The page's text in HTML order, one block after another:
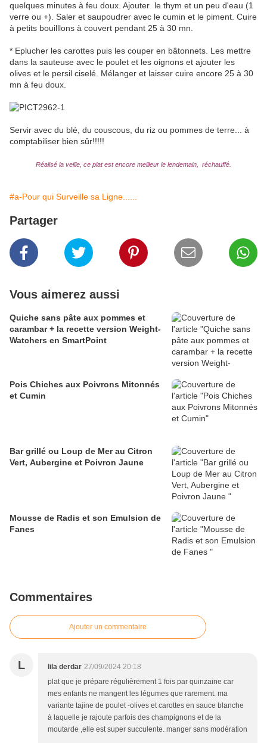
quelques minutes à feu doux. Ajouter le thym et un peu d'eau (1
verre ou +). Saler et saupoudrer avec le cumin et le piment. Cuire
à petits bouilllons à couvert pendant 25 à 30 mn.
* Eplucher les carottes puis les couper en bâtonnets. Les mettre
dans la sauteuse avec le poulet et les oignons et ajouter les
olives et le persil ciselé. Mélanger et laisser cuire encore 25 à 30
mn à feu doux.
Servir avec du blé, du couscous, du riz ou pommes de terre... à
comptabiliser bien sûr!!!!!
Réalisé la veille, ce plat est encore meilleur le lendemain, réchauffé.
#a-Pour qui Surveille sa Ligne......
Partager
Vous aimerez aussi
Quiche sans pâte aux pommes et
carambar + la recette version Weight-
Watchers en SmartPoint
Pois Chiches aux Poivrons Mitonnés
et Cumin
Bar grillé ou Loup de Mer au Citron
Vert, Aubergine et Poivron Jaune
Mousse de Radis et son Emulsion de
Fanes
Commentaires
Ajouter un commentaire
L lila derdar 27/09/2024 20:18
plat que je prépare régulièrement 1 fois par quinzaine car
mes enfants ne mangent les légumes que rarement. ma
variante tajine de poulet -olives et carottes en sauce blanche
à laquelle je rajoute parfois des champignons et de la
moutarde ,elle est super succulente. manger sans modération